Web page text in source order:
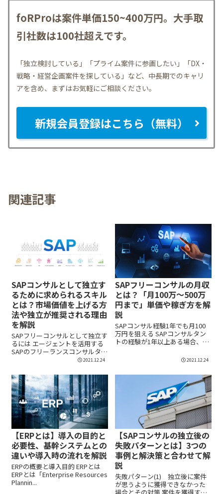
foRProは案件単価150~400万円。大手取
引社数は100社超えです。
「独立検討している」「プライム案件に参画したい」「DX・
戦略・経営企画案件を探している」など、中長期でのキャリ
アを含め、まずはお気軽にご相談ください。
新規会員登録はこちら（無料）
関連記事
SAPコンサルとして独立す
るために求められるスキル
とは？市場価値を上げる方
法や独立が推奨される理由
を解説
SAPフリーコンサルとして独立す
るには エージェントを活用する
SAPのフリーランスコンサルタ
2021.12.24
SAPフリーコンサルの月収
とは？「月100万～500万
円まで」単価や稼ぎ方を解
説
SAPコンサル経験1年でも月100
万円を狙える SAPコンサルタン
トの経験が1年以上ある場合、
2021.12.24
【ERPとは】導入の目的と
必要性、基幹システムとの
違いや導入時の流れを解説
ERPの概要と導入目的 ERPとは
ERPとは「Enterprise Resources
Plannin...
【SAPコンサルの独立後の
失敗パターンとは】3つの
事例と解決策と合わせて解
説
失敗パターン(1) 独立後に案件
が思うように獲得できなかった